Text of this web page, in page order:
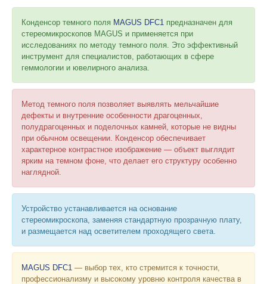
Конденсор темного поля MAGUS DFC1 предназначен для
стереомикроскопов MAGUS и применяется при
исследованиях по методу темного поля. Это эффективный
инструмент для специалистов, работающих в сфере
геммологии и ювелирного анализа.
Метод темного поля позволяет выявлять мельчайшие
дефекты и внутренние особенности драгоценных,
полудрагоценных и поделочных камней, которые не видны
при обычном освещении. Конденсор обеспечивает
характерное контрастное изображение — объект выглядит
ярким на темном фоне, что делает его структуру особенно
наглядной.
Устройство устанавливается на основание
стереомикроскопа, заменяя стандартную прозрачную плату,
и размещается над осветителем проходящего света.
MAGUS DFC1 — выбор тех, кто стремится к точности,
профессионализму и высокому уровню контроля качества в